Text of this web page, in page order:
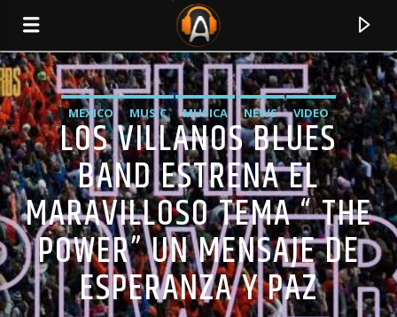
MEXICO MUSIC MUSICA NEWS VIDEO
LOS VILLANOS BLUES
BAND ESTRENA EL
MARAVILLOSO TEMA “ THE
POWER” UN MENSAJE DE
ESPERANZA Y PAZ